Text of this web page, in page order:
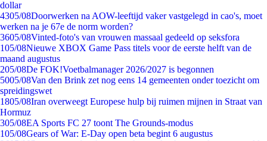
dollar
4305/08Doorwerken na AOW-leeftijd vaker vastgelegd in cao's, moet
werken na je 67e de norm worden?
3605/08Vinted-foto's van vrouwen massaal gedeeld op seksfora
105/08Nieuwe XBOX Game Pass titels voor de eerste helft van de
maand augustus
205/08De FOK!Voetbalmanager 2026/2027 is begonnen
5005/08Van den Brink zet nog eens 14 gemeenten onder toezicht om
spreidingswet
1805/08Iran overweegt Europese hulp bij ruimen mijnen in Straat van
Hormuz
305/08EA Sports FC 27 toont The Grounds-modus
105/08Gears of War: E-Day open beta begint 6 augustus